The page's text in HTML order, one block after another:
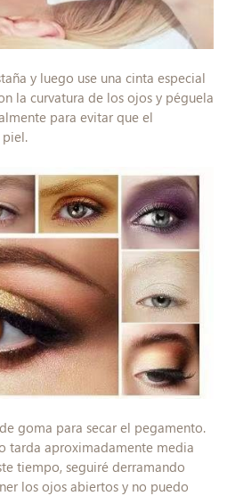
y luego use una cinta especial
la curvatura de los ojos y péguela
para evitar que el
piel.
goma para secar el pegamento.
tarda aproximadamente media
tiempo, seguiré derramando
los ojos abiertos y no puedo